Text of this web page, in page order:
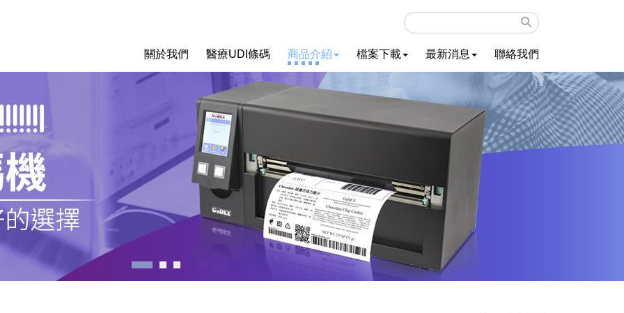
關於我們 醫療UDI條碼 商品介紹 檔案下載 最新消息 聯絡我們